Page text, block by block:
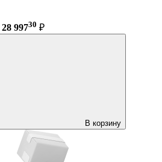
28 99730 ₽
В корзину